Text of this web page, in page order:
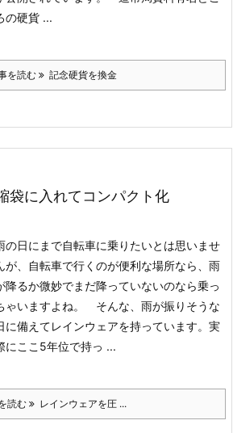
の硬貨 ...
を読む 記念硬貨を換金
袋に入れてコンパクト化
の日にまで自転車に乗りたいとは思いませ
が、自転車で行くのが便利な場所なら、雨
降るか微妙でまだ降っていないのなら乗っ
ゃいますよね。 そんな、雨が振りそうな
に備えてレインウェアを持っています。 実
にここ5年位で持っ ...
読む レインウェアを圧 ...